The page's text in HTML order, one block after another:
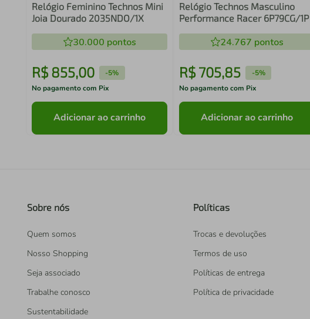
Relógio Feminino Technos Mini
Joia Dourado 2035NDO/1X
30.000 pontos
R$ 855,00 -5%
No pagamento com Pix
Adicionar ao carrinho
Relógio Technos Masculino
Performance Racer 6P79CG/1P
24.767 pontos
R$ 705,85 -5%
No pagamento com Pix
Adicionar ao carrinho
Sobre nós
Quem somos
Nosso Shopping
Seja associado
Trabalhe conosco
Sustentabilidade
Políticas
Trocas e devoluções
Termos de uso
Políticas de entrega
Política de privacidade